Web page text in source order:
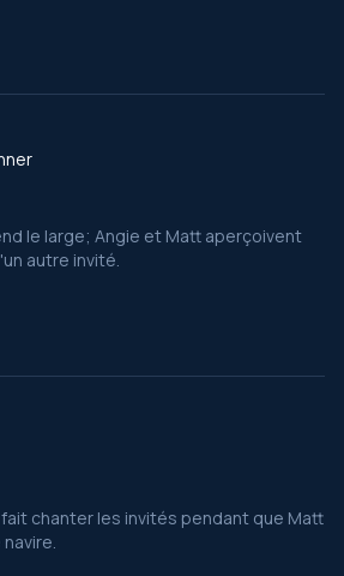
le large; Angie et Matt aperçoivent
autre invité.
chanter les invités pendant que Matt